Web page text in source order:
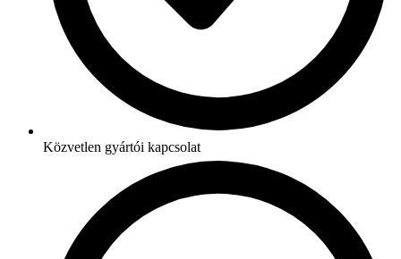
Közvetlen gyártói kapcsolat